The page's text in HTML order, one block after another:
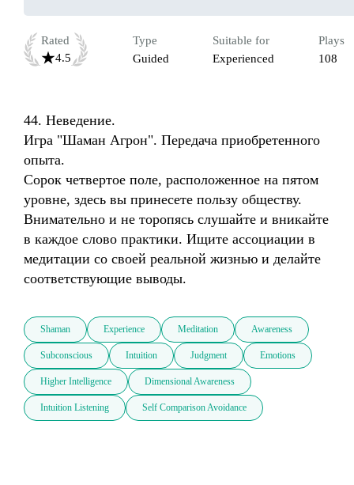
Rated
4.5
Type
Guided
Suitable for
Experienced
Plays
108
44. Неведение.
Игра "Шаман Агрон". Передача приобретенного
опыта.
Сорок четвертое поле, расположенное на пятом
уровне, здесь вы принесете пользу обществу.
Внимательно и не торопясь слушайте и вникайте
в каждое слово практики. Ищите ассоциации в
медитации со своей реальной жизнью и делайте
соответствующие выводы.
Shaman Experience Meditation Awareness
Subconscious Intuition Judgment Emotions
Higher Intelligence Dimensional Awareness
Intuition Listening Self Comparison Avoidance